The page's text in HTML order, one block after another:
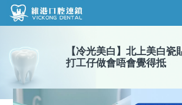
維港首頁
【冷光美白 】 北上美白瓷
打工仔做會唔會覺得抵